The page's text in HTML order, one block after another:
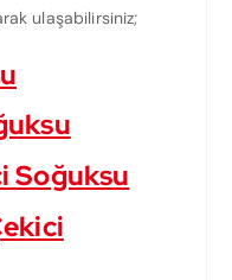
ulaşabilirsiniz;
Soğuksu